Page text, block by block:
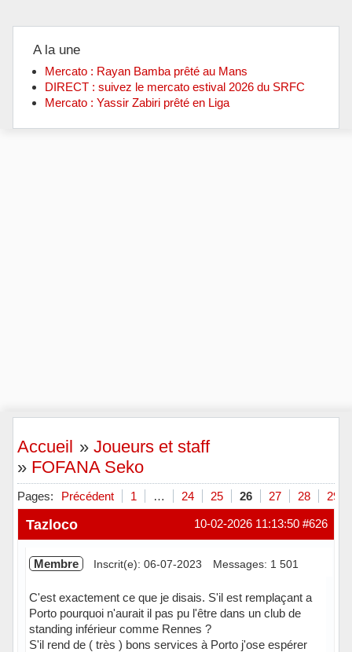
A la une
Mercato : Rayan Bamba prêté au Mans
DIRECT : suivez le mercato estival 2026 du SRFC
Mercato : Yassir Zabiri prêté en Liga
Accueil »Joueurs et staff
» FOFANA Seko
Pages: Précédent 1 … 24 25 26 27 28 29
#626
10-02-2026 11:13:50
Tazloco
Membre Inscrit(e): 06-07-2023 Messages: 1 501
C'est exactement ce que je disais. S'il est remplaçant a
Porto pourquoi n'aurait il pas pu l'être dans un club de
standing inférieur comme Rennes ?
S'il rend de ( très ) bons services à Porto j'ose espérer